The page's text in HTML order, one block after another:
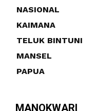
NASIONAL
KAIMANA
TELUK BINTUNI
MANSEL
PAPUA
MANOKWARI